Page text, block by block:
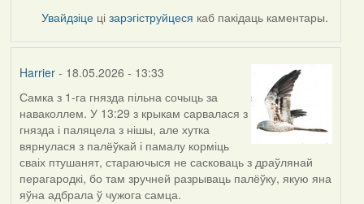
Увайдзіце цізарэгіструйцеся каб пакідаць каментары.
Harrier- 18.05.2026 - 13:33
Самка з 1-га гнязда пільна сочыць за
наваколлем. У 13:29 з крыкам сарвалася з
гнязда і паляцела з нішы, але хутка
вярнулася з палёўкай і памалу корміць
сваіх птушанят, стараючыся не сасковаць з драўлянай
перагародкі, бо там зручней разрываць палёўку, якую яна
яўна адбрала ў чужога самца.